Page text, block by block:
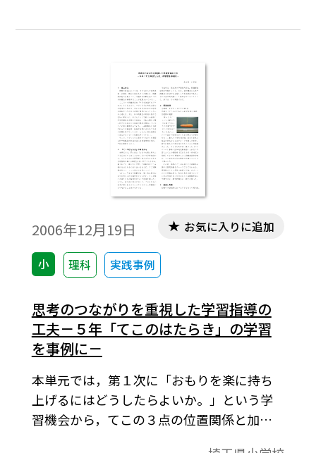
2006年12月19日
小 理科 実践事例
お気に入りに追加
思考のつながりを重視した学習指導の
工夫－５年「てこのはたらき」の学習
を事例に－
本単元では，第１次に「おもりを楽に持ち
上げるにはどうしたらよいか。」という学
習機会から，てこの３点の位置関係と加え